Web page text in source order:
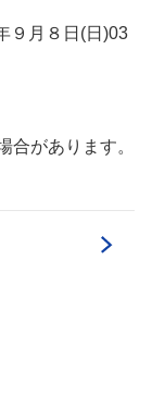
９月８日 (日 )03
があります。